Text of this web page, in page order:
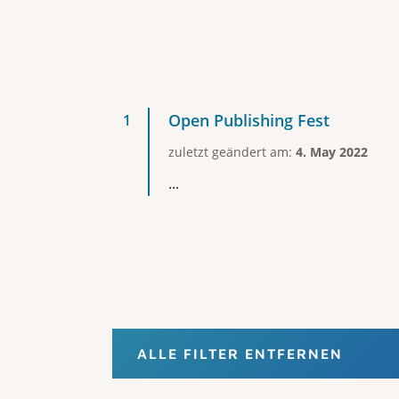
Open Publishing Fest
zuletzt geändert am: 4. May 2022
...
ALLE FILTER ENTFERNEN